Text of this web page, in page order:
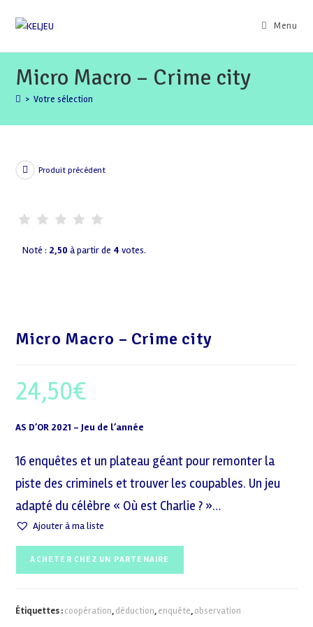
Menu
Micro Macro – Crime city
> Votre sélection
Produit précédent
Noté : 2,50 à partir de 4 votes.
Micro Macro – Crime city
24,50€
AS D’OR 2021 – Jeu de l’année
16 enquêtes et un plateau géant pour remonter la
piste des criminels et trouver les coupables. Un jeu
adapté du célèbre « Où est Charlie ? »…
Ajouter à ma liste
ACHETER CHEZ UN PARTENAIRE
Étiquettes :coopération,déduction,enquête,observation